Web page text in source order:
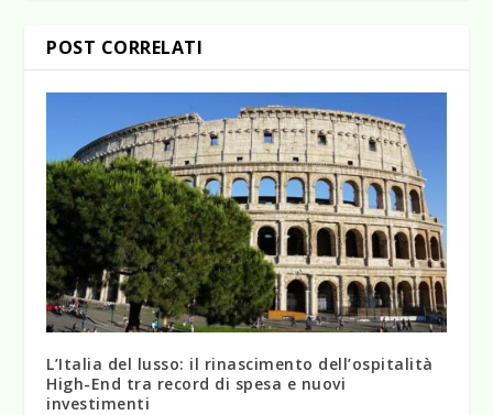
POST CORRELATI
L’Italia del lusso: il rinascimento dell’ospitalità
High-End tra record di spesa e nuovi
investimenti